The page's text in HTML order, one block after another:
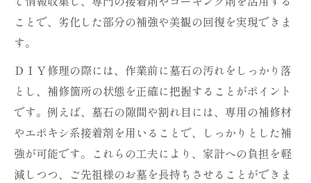
ことで、劣化した部分の補強や美観の回復を実現できま
す。
ＤＩＹ修理の際には、作業前に墓石の汚れをしっかり落
とし、補修箇所の状態を正確に把握することがポイント
です。例えば、墓石の隙間や割れ目には、専用の補修材
やエポキシ系接着剤を用いることで、しっかりとした補
強が可能です。これらの工夫により、家計への負担を軽
減しつつ、ご先祖様のお墓を長持ちさせることができま